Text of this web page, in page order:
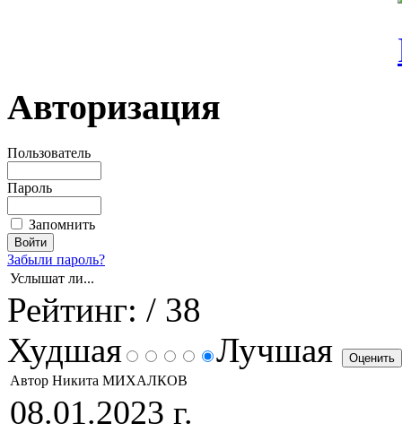
Авторизация
Пользователь
Пароль
Запомнить
Забыли пароль?
Услышат ли...
Рейтинг: / 38
Худшая
Лучшая
Автор Никита МИХАЛКОВ
08.01.2023 г.